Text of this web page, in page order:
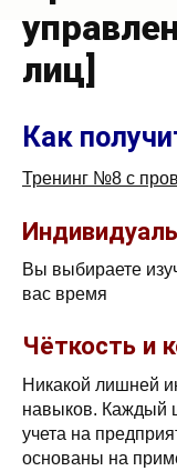
лиц]
Как
Тренинг №8 с
Вы выбираете
вас время
Чёткость и
Никакой лишней
навыков. Каждый
учета на
основаны на